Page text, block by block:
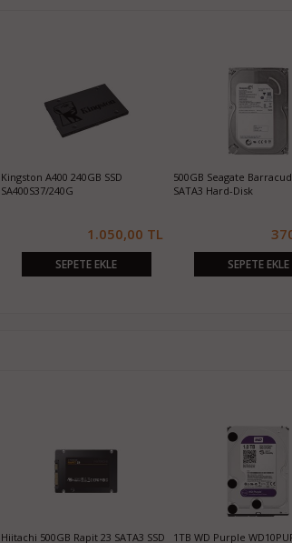
Kingston A400 240GB SSD
SA400S37/240G
1.050,00 TL
SEPETE EKLE
500GB Seagate
SATA3 Hard-Disk
SEPETE EKLE
Hiitachi 500GB Rapit 23 SATA3 SSD
1TB WD Purple